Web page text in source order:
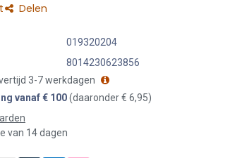
Delen
019320204
8014230623856
3-7 werkdagen
vanaf € 100(daaronder € 6,95)
van 14 dagen